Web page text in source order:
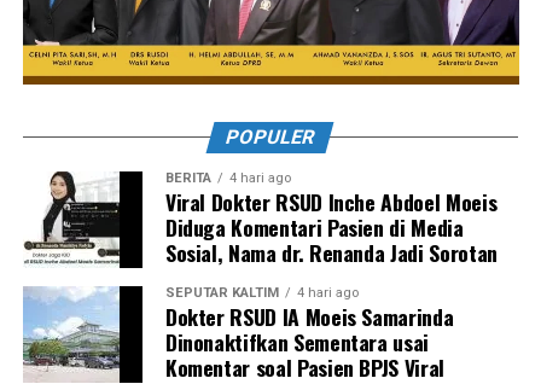
POPULER
BERITA 4 hari ago
Viral Dokter RSUD Inche Abdoel Moeis
Diduga Komentari Pasien di Media
Sosial, Nama dr. Renanda Jadi Sorotan
SEPUTAR KALTIM 4 hari ago
Dokter RSUD IA Moeis Samarinda
Dinonaktifkan Sementara usai
Komentar soal Pasien BPJS Viral